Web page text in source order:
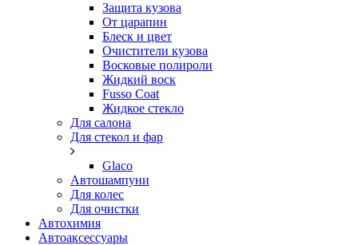
Защита кузова
От царапин
Блеск и цвет
Очистители кузова
Восковые полироли
Жидкий воск
Fusso Coat
Жидкое стекло
Для салона
Для стекол и фар
Glaco
Автошампуни
Для колес
Для очистки
Автохимия
Автоаксессуары